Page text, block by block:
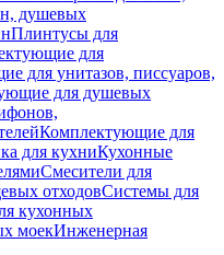
душевых
Плинтусы для
для
для унитазов, писсуаров,
для душевых
Комплектующие для
для кухниКухонные
Смесители для
отходовСистемы для
кухонных
моекИнженерная